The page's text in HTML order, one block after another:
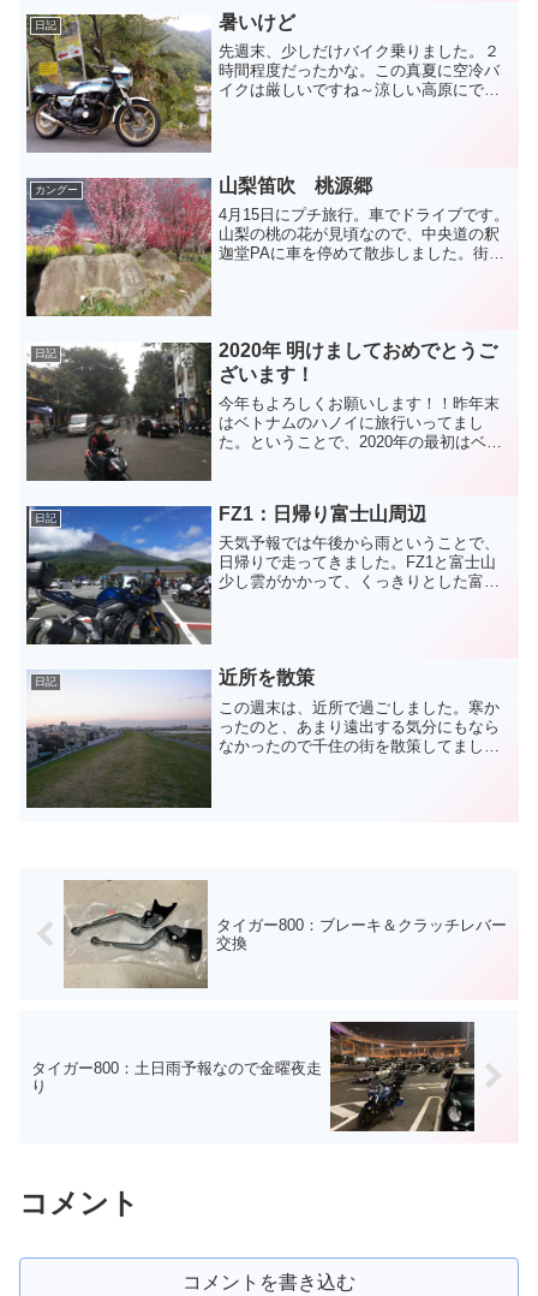
日記 暑いけど
先週末、少しだけバイク乗りました。２
時間程度だったかな。この真夏に空冷バ
イクは厳しいですね～涼しい高原にでも
カングー 山梨笛吹 桃源郷
4月15日にプチ旅行。車でドライブです。
山梨の桃の花が見頃なので、中央道の釈
迦堂PAに車を停めて散歩しました。街中
日記
2020年 明けましておめでとうご
ざいます！
今年もよろしくお願いします！！昨年末
はベトナムのハノイに旅行いってまし
た。ということで、2020年の最初はベト
走っている国なので、バイク乗りの視点
でいろいろ見てまわるの...
日記 FZ1：日帰り富士山周辺
天気予報では午後から雨ということで、
日帰りで走ってきました。FZ1と富士山
少し雲がかかって、くっきりとした富士
日記 近所を散策
この週末は、近所で過ごしました。寒か
ったのと、あまり遠出する気分にもなら
なかったので千住の街を散策してまし
タイガー800：ブレーキ＆クラッチレバー
交換
タイガー800：土日雨予報なので金曜夜走
り
コメント
コメントを書き込む